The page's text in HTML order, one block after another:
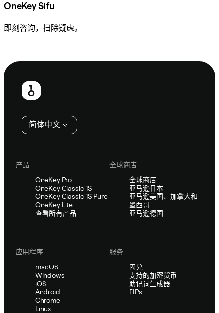
OneKey Sifu
即刻咨询，扫除疑虑。
页
简体中文
产品
OneKey Pro
OneKey Classic 1S
OneKey Classic 1S Pure
OneKey Lite
查看所有产品
全球商店
全球商店
亚马逊日本
亚马逊美国、加拿大和
墨西哥
亚马逊德国
应用程序
macOS
Windows
iOS
Android
Chrome
Linux
服务
闪兑
支持的加密货币
助记词生成器
EIPs